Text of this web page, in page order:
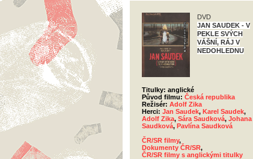
DVD
JAN SAUDEK - V
PEKLE SVÝCH
VÁŠNÍ, RÁJ V
NEDOHLEDNU
Titulky: anglické
Původ filmu: Česká republika
Režisér: Adolf Zika
Herci: Jan Saudek, Karel Saudek,
Adolf Zika, Sára Saudková, Johana
Saudková, Pavlína Saudková
ČR/SR filmy,
Dokumenty ČR/SR,
ČR/SR filmy s anglickými titulky